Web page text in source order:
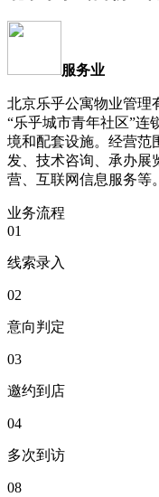
服务业
北京乐乎公寓物业管理
“乐乎城市青年社区”连
境和配套设施。经营范
发、技术咨询、承办展
营、互联网信息服务等。
业务流程
01
线索录入
02
意向判定
03
邀约到店
04
多次到访
08